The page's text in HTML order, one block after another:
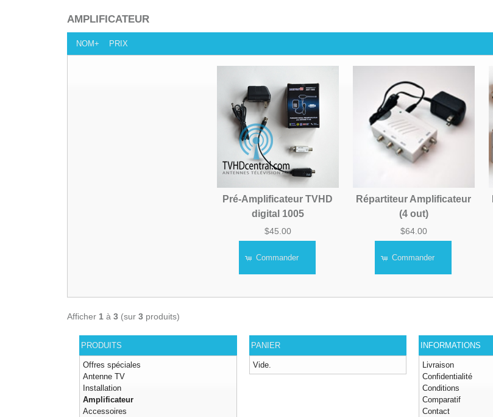
AMPLIFICATEUR
NOM+ PRIX
Pré-Amplificateur TVHD
digital 1005
$45.00
Commander
Répartiteur Amplificateur
(4 out)
$64.00
Commander
Afficher 1 à3 (sur3 produits)
PRODUITS
Offres spéciales
Antenne TV
Installation
Amplificateur
Accessoires
PANIER
Vide.
INFORMATIONS
Livraison
Confidentialité
Conditions
Comparatif
Contact